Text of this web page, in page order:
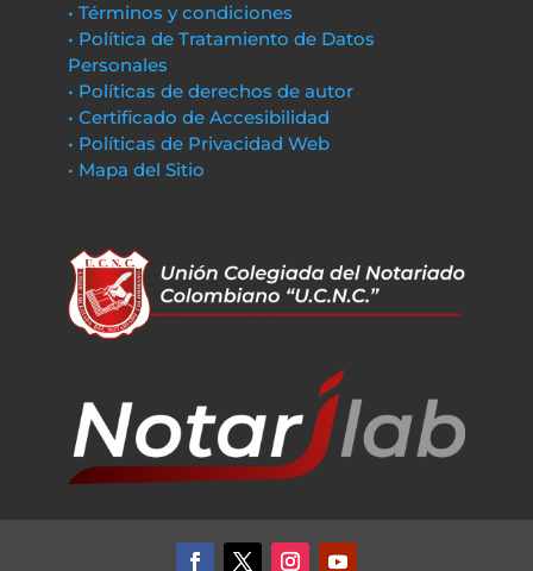
• Términos y condiciones
• Política de Tratamiento de Datos
Personales
• Políticas de derechos de autor
• Certificado de Accesibilidad
• Políticas de Privacidad Web
• Mapa del Sitio